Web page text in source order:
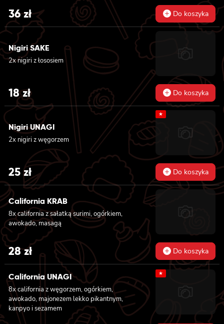
36zł Do koszyka
Nigiri SAKE
2x nigiri z łososiem
18zł Do koszyka
Nigiri UNAGI
2x nigiri z węgorzem
★
25zł Do koszyka
California KRAB
8x california z sałatką surimi, ogórkiem,
awokado, masagą
28zł Do koszyka
California UNAGI
8x california z węgorzem, ogórkiem,
awokado, majonezem lekko pikantnym,
kanpyo i sezamem
★